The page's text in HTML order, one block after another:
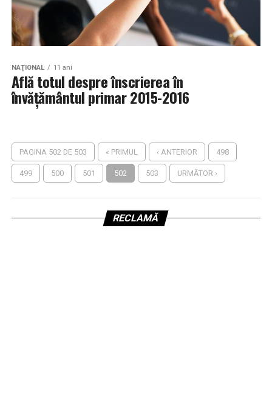
NAŢIONAL 11 ani
Află totul despre înscrierea în
învățământul primar 2015-2016
PAGINA 502 DE 503 « PRIMUL ‹ ANTERIOR 498
499 500 501 502 503 URMĂTOR ›
RECLAMĂ